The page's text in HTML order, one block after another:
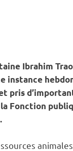
Ibrahim
instance
pris
Fonction